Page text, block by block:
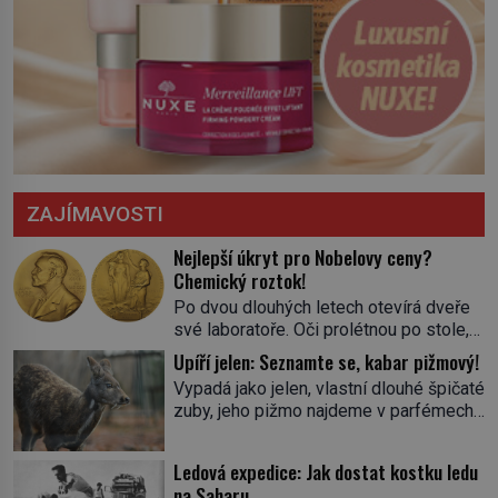
ZAJÍMAVOSTI
Nejlepší úkryt pro Nobelovy ceny?
Chemický roztok!
Po dvou dlouhých letech otevírá dveře
své laboratoře. Oči prolétnou po stole,
aby pak ulpěly na regálu, kde se nachází
všemožné látky. Hledá žluto-oranžovou
tekutinu, jakmile ji zahlédne, nesmírně
se mu uleví. Teď může svůj plán
skrývá směs s názvem lučavka
královská. Svůj přídomek nemá pro nic
Upíří jelen: Seznamte se, kabar pižmový!
Vypadá jako jelen, vlastní dlouhé špičaté
zuby, jeho pižmo najdeme v parfémech
jediného zástupce zvířecí říše – kabara
Ledová expedice: Jak dostat kostku ledu